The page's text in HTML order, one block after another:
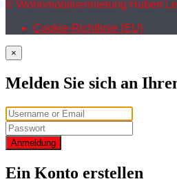
© Wohnmobilvermietung Hubert
Cookie-Richtlinie (EU)
×
Melden Sie sich an
Anmeldung
Ein Konto erstellen